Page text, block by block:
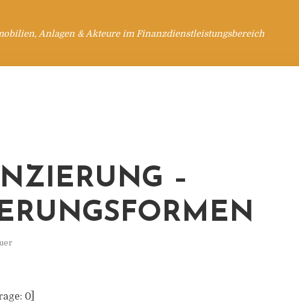
Anlagen & Akteure im Finanzdienstleistungsbereich
–
0